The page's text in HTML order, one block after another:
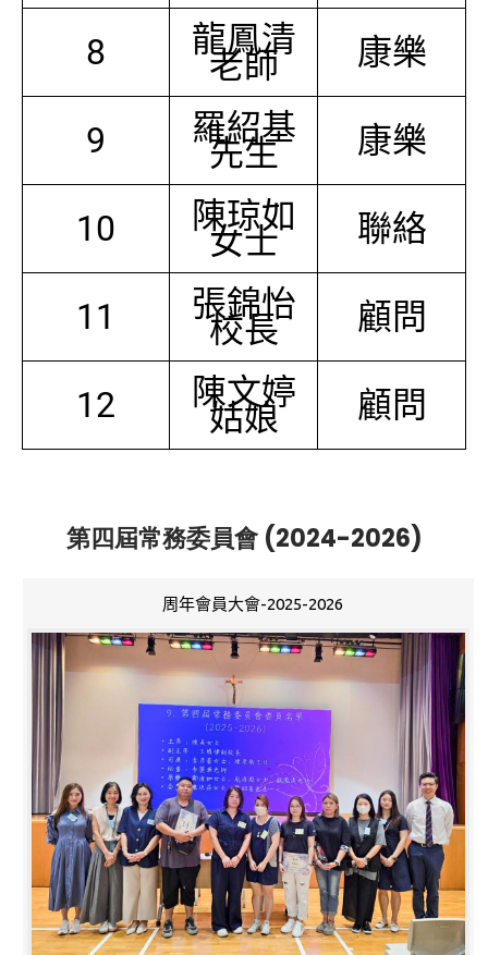
8 龍鳳清
老師 康樂
9 羅紹基
先生 康樂
10 陳琼如
女士 聯絡
11 張錦怡
校長 顧問
12 陳文婷
姑娘 顧問
第四屆常務委員會 (2024-2026)
周年會員大會-2025-2026